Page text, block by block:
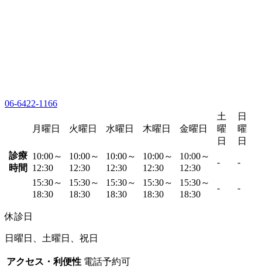
06-6422-1166
月曜日 火曜日 水曜日 木曜日 金曜日
土
曜
日
日
曜
日
診療
時間
10:00～
12:30
10:00～
12:30
10:00～
12:30
10:00～
12:30
10:00～
12:30
- -
15:30～
18:30
15:30～
18:30
15:30～
18:30
15:30～
18:30
15:30～
18:30
- -
休診日
日曜日、土曜日、祝日
アクセス・利便性 電話予約可